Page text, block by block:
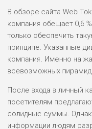
ДОХОД: ВЫСОКИЙ
БЮДЖЕТ: НИЗКИЙ
ДОХОД: НИЗКИЙ
БЮДЖЕТ: НИЗКИЙ
В обзоре сайта Web
компания обещает 0,6
только обеспечить
принципе. Указанные
компания. Именно на
всевозможных пирамид.
После входа в личный
посетителям
солидные суммы.
информации людям